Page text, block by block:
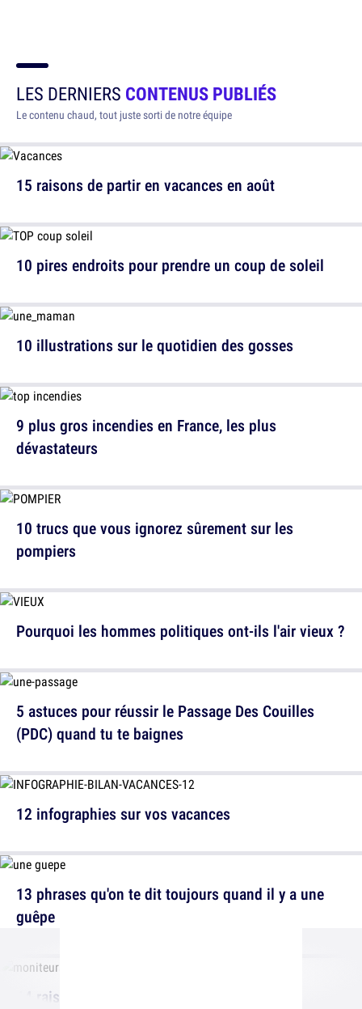
LES DERNIERS CONTENUS PUBLIÉS
Le contenu chaud, tout juste sorti de notre équipe
15 raisons de partir en vacances en août
10 illustrations sur le quotidien des gosses
10 trucs que vous ignorez sûrement sur les
pompiers
5 astuces pour réussir le Passage Des Couilles
(PDC) quand tu te baignes
13 phrases qu'on te dit toujours quand il y a une
guêpe
10 pires endroits pour prendre un coup de soleil
9 plus gros incendies en France, les plus
dévastateurs
Pourquoi les hommes politiques ont-ils l'air vieux ?
12 infographies sur vos vacances
14 raisons d'augmenter les monos